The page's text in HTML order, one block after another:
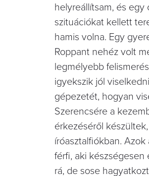
helyreállítsam, és
szituációkat kellett
hamis volna. Egy
Roppant nehéz volt
legmélyebb
igyekszik jól
gépezetét, hogyan
Szerencsére a
érkezéséről
íróasztalfiókban.
férfi, aki
rá, de sose